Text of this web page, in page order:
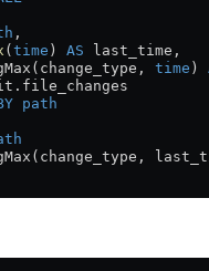
,
( time ) AS last_time,
time )
. file_changes
path